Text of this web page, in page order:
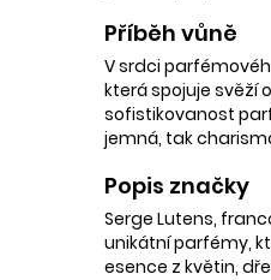
Příběh vůně
V srdci
která spojuje svěží
sofistikovanost
jemná, tak
Popis značky
Serge Lutens,
unikátní parfémy,
esence z květin,